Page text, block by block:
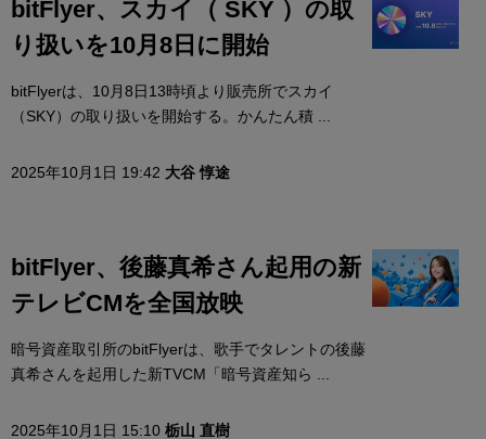
bitFlyer、スカイ（ SKY ）の取
り扱いを10月8日に開始
bitFlyerは、10月8日13時頃より販売所でスカイ
（SKY）の取り扱いを開始する。かんたん積 ...
2025年10月1日 19:42 大谷 惇途
bitFlyer、後藤真希さん起用の新
テレビCMを全国放映
暗号資産取引所のbitFlyerは、歌手でタレントの後藤
真希さんを起用した新TVCM「暗号資産知ら ...
2025年10月1日 15:10 栃山 直樹